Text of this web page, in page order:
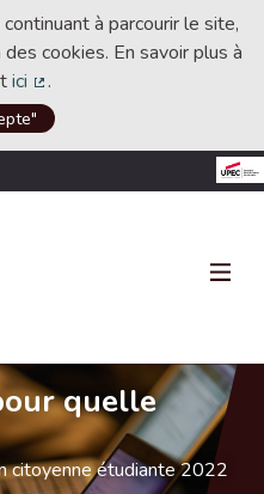
à parcourir le site,
cookies. En savoir plus à
ici
(Lien externe)
.
quelle
citoyenne étudiante 2022